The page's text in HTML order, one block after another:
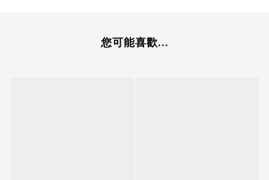
您可能喜歡...